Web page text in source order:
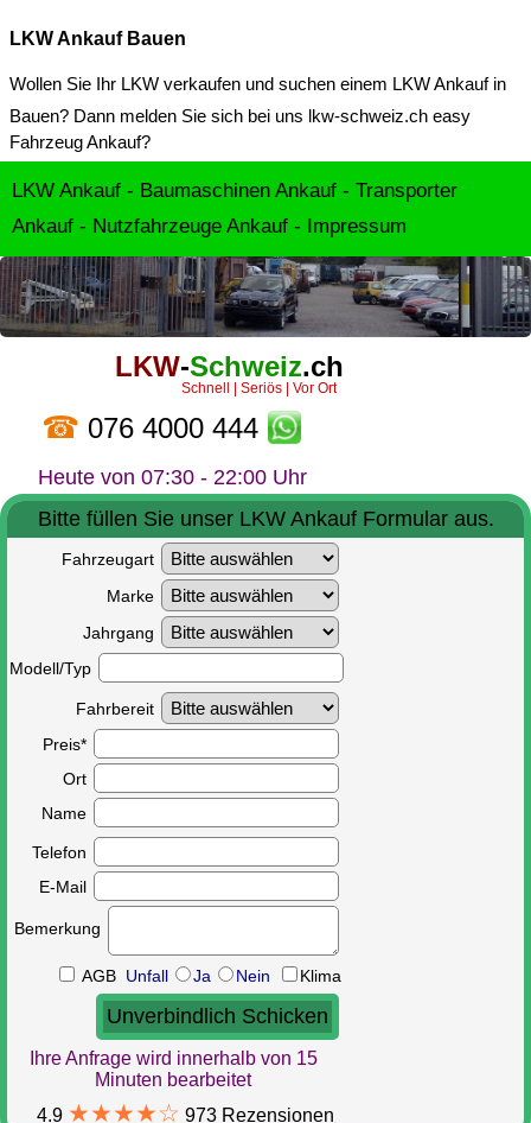
LKW Ankauf Bauen
Wollen Sie Ihr LKW verkaufen und suchen einem LKW Ankauf in
Bauen? Dann melden Sie sich bei uns lkw-schweiz.ch easy
Fahrzeug Ankauf?